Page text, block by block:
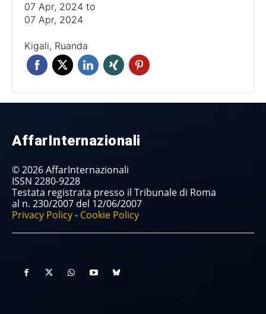
07 Apr, 2024 to
07 Apr, 2024
Kigali, Ruanda
AffarInternazionali
© 2026 AffarInternazionali
ISSN 2280-9228
Testata registrata presso il Tribunale di Roma
al n. 230/2007 del 12/06/2007
Privacy Policy- Cookie Policy